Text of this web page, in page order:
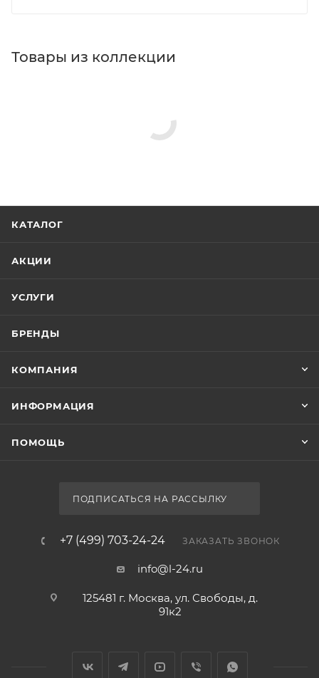
Товары из коллекции
КАТАЛОГ
АКЦИИ
УСЛУГИ
БРЕНДЫ
КОМПАНИЯ
ИНФОРМАЦИЯ
ПОМОЩЬ
ПОДПИСАТЬСЯ НА РАССЫЛКУ
+7 (499) 703-24-24 ЗАКАЗАТЬ ЗВОНОК
info@l-24.ru
125481 г. Москва, ул. Свободы, д.
91к2